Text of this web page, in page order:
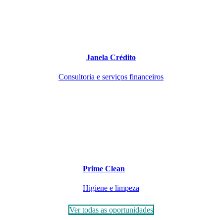
Janela Crédito
Consultoria e serviços financeiros
Prime Clean
Higiene e limpeza
Ver todas as oportunidades